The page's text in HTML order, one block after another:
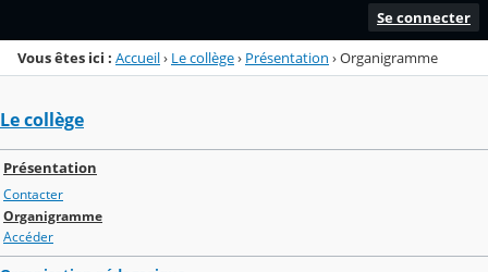
Se connecter
Vous êtes ici : Accueil› Le collège› Présentation ›Organigramme
Le collège
Présentation
Contacter
Organigramme
Accéder